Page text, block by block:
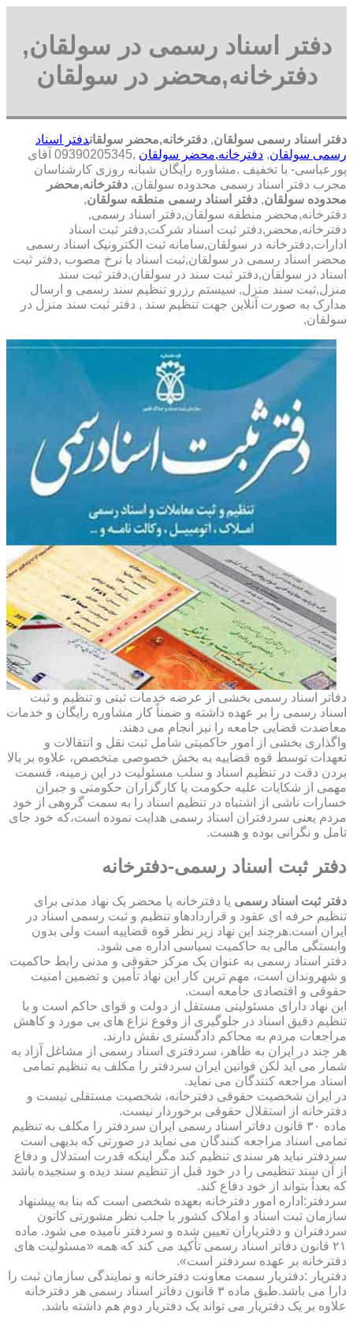
دفتر اسناد رسمی در سولقان,
دفترخانه,محضر در سولقان
دفتر اسناد رسمی سولقان, دفترخانه,محضر سولقاندفتر اسناد
رسمی سولقان, دفترخانه,محضر سولقان
,09390205345 آقای
پورعباسی- با تخفیف .مشاوره رايگان شبانه روزی کارشناسان
مجرب دفتر اسناد رسمی محدوده سولقان, دفترخانه,محضر
محدوده سولقان, دفتر اسناد رسمی منطقه سولقان,
دفترخانه,محضر منطقه سولقان,دفتر اسناد رسمی,
دفترخانه,محضر,دفتر ثبت اسناد شرکت,دفتر ثبت اسناد
ادارات,دفترخانه در سولقان,سامانه ثبت الکترونیک اسناد رسمی
محضر اسناد رسمی در سولقان,ثبت اسناد با نرخ مصوب ,دفتر ثبت
اسناد در سولقان,دفتر ثبت سند در سولقان,دفتر ثبت سند
منزل,ثبت سند منزل, سیستم رزرو تنظیم سند رسمی و ارسال
مدارک به صورت آنلاین جهت تنظیم سند , دفتر ثبت سند منزل در
سولقان,
دفاتر اسناد رسمی بخشی از عرضه خدمات ثبتی و تنظیم و ثبت
اسناد رسمی را بر عهده داشته و ضمناً کار مشاوره رایگان و خدمات
معاضدت قضایی جامعه را نیز انجام می دهند.
واگذاری بخشی از امور حاکمیتی شامل ثبت نقل و انتقالات و
تعهدات توسط قوه قضاییه به بخش خصوصی متخصص، علاوه بر بالا
بردن دقت در تنظیم اسناد و سلب مسئولیت در این زمینه، قسمت
مهمی از شکایات علیه حکومت یا کارگزاران حکومتی و جبران
خسارات ناشی از اشتباه در تنظیم اسناد را به سمت گروهی از خود
مردم یعنی سردفتران اسناد رسمی هدایت نموده است،که خود جای
تامل و نگرانی بوده و هست.
دفتر ثبت اسناد رسمی-دفترخانه
دفتر ثبت اسناد رسمی یا دفترخانه یا محضر یک نهاد مدنی برای
تنظیم حرفه ای عقود و قراردادهاو تنظیم و ثبت رسمی اسناد در
ایران است.هرچند این نهاد زیر نظر قوه قضاییه است ولی بدون
وابستگی مالی به حاکمیت سیاسی اداره می شود.
دفتر اسناد رسمی به عنوان یک مرکز حقوقی و مدنی رابط حاکمیت
و شهروندان است، مهم ترین کار این نهاد تأمین و تضمین امنیت
حقوقی و اقتصادی جامعه است.
این نهاد دارای مسئولیتی مستقل از دولت و قوای حاکم است و با
تنظیم دقیق اسناد در جلوگیری از وقوع نزاع های بی مورد و کاهش
مراجعات مردم به محاکم دادگستری نقش دارند.
هر چند در ایران به ظاهر، سردفتری اسناد رسمی از مشاغل آزاد به
شمار می آید لکن قوانین ایران سردفتر را مکلف به تنظیم تمامی
اسناد مراجعه کنندگان می نماید.
در ایران شخصیت حقوقی دفترخانه، شخصیت مستقلی نیست و
دفترخانه از استقلال حقوقی برخوردار نیست.
ماده ۳۰ قانون دفاتر اسناد رسمی ایران سردفتر را مکلف به تنظیم
تمامی اسناد مراجعه کنندگان می نماید در صورتی که بدیهی است
سردفتر نباید هر سندی تنظیم کند مگر اینکه قدرت استدلال و دفاع
از آن سند تنظیمی را در خود قبل از تنظیم سند دیده و سنجیده باشد
که بعداً بتواند از خود دفاع کند.
سردفتر:اداره امور دفترخانه بعهده شخصی است که بنا به پیشنهاد
سازمان ثبت اسناد و املاک کشور با جلب نظر مشورتی کانون
سردفتران و دفتریاران تعیین شده و سردفتر نامیده می شود. ماده
۲۱ قانون دفاتر اسناد رسمی تأکید می کند که همه «مسئولیت های
دفترخانه بر عهده سردفتر است».
دفتریار :دفتریار سمت معاونت دفترخانه و نمایندگی سازمان ثبت را
دارا می باشد.طبق ماده ۳ قانون دفاتر اسناد رسمی هر دفترخانه
علاوه بر یک دفتریار می تواند یک دفتریار دوم هم داشته باشد.